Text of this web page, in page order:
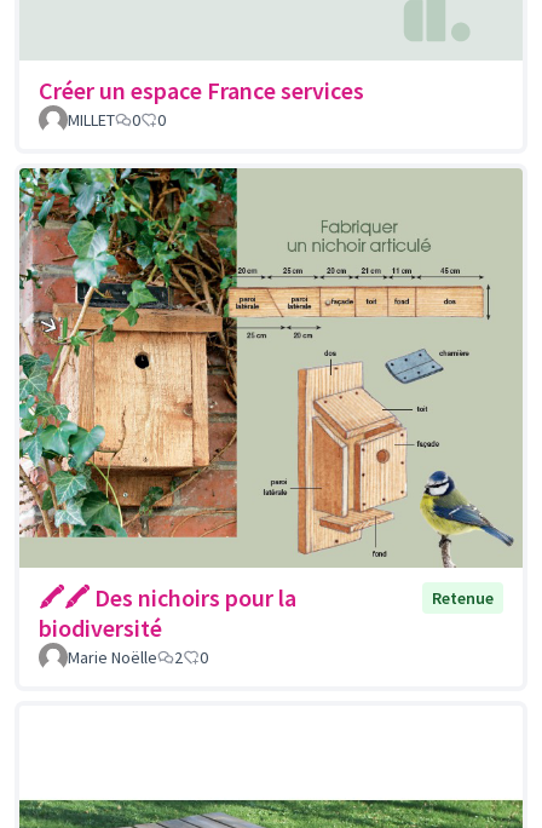
Créer un espace France services
MILLET 0 0
🖍🖍 Des nichoirs pour la
biodiversité
Retenue
Marie Noëlle 2 0